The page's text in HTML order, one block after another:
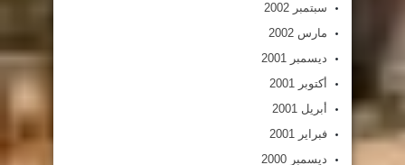
سبتمبر 2002
مارس 2002
ديسمبر 2001
أكتوبر 2001
أبريل 2001
فبراير 2001
ديسمبر 2000